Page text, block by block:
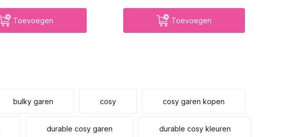
Toevoegen Toevoegen
bulky garen cosy cosy garen kopen
durable cosy garen durable cosy kleuren